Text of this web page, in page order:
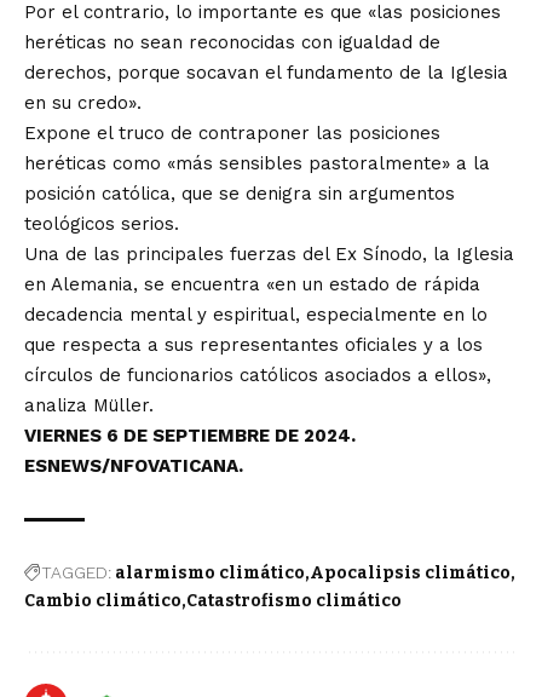
Por el contrario, lo importante es que «las posiciones
heréticas no sean reconocidas con igualdad de
derechos, porque socavan el fundamento de la Iglesia
en su credo».
Expone el truco de contraponer las posiciones
heréticas como «más sensibles pastoralmente» a la
posición católica, que se denigra sin argumentos
teológicos serios.
Una de las principales fuerzas del Ex Sínodo, la Iglesia
en Alemania, se encuentra «en un estado de rápida
decadencia mental y espiritual, especialmente en lo
que respecta a sus representantes oficiales y a los
círculos de funcionarios católicos asociados a ellos»,
analiza Müller.
VIERNES 6 DE SEPTIEMBRE DE 2024.
ESNEWS/NFOVATICANA.
TAGGED: alarmismo climático Apocalipsis climático
Cambio climático Catastrofismo climático